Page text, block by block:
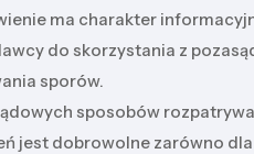
ma charakter
do skorzystania z
sporów.
sposobów
jest dobrowolne zarówno